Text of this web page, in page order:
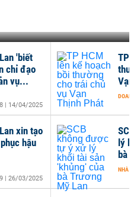
'biết
chỉ đạo
vụ...
| 14/04/2025
xin tạo
hậu
| 26/03/2025
TP
lý
bà
NHÀ